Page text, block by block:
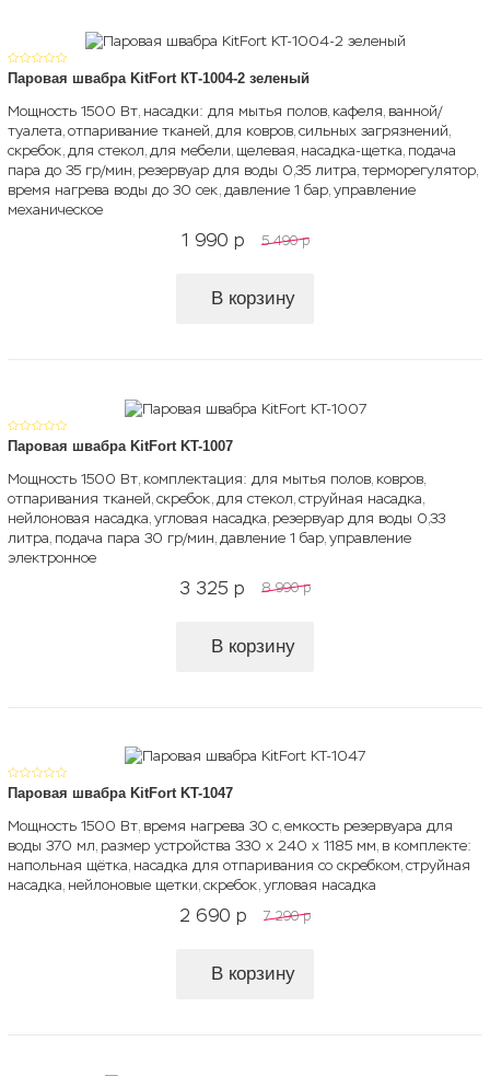
Паровая швабра KitFort КТ-1004-2 зеленый
Мощность 1500 Вт, насадки: для мытья полов, кафеля, ванной/
туалета, отпаривание тканей, для ковров, сильных загрязнений,
скребок, для стекол, для мебели, щелевая, насадка-щетка, подача
пара до 35 гр/мин, резервуар для воды 0,35 литра, терморегулятор,
время нагрева воды до 30 сек, давление 1 бар, управление
механическое
1 990 p 5 490 p
В корзину
Паровая швабра KitFort KT-1007
Мощность 1500 Вт, комплектация: для мытья полов, ковров,
отпаривания тканей, скребок, для стекол, струйная насадка,
нейлоновая насадка, угловая насадка, резервуар для воды 0,33
литра, подача пара 30 гр/мин, давление 1 бар, управление
электронное
3 325 p 8 990 p
В корзину
Паровая швабра KitFort KT-1047
Мощность 1500 Вт, время нагрева 30 с, емкость резервуара для
воды 370 мл, размер устройства 330 х 240 х 1185 мм, в комплекте:
напольная щётка, насадка для отпаривания со скребком, струйная
насадка, нейлоновые щетки, скребок, угловая насадка
2 690 p 7 290 p
В корзину